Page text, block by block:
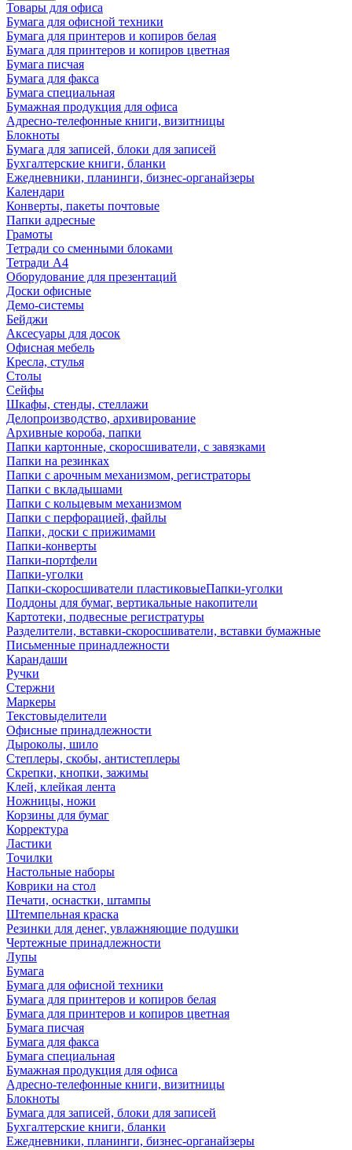
Товары для офиса
Бумага для офисной техники
Бумага для принтеров и копиров белая
Бумага для принтеров и копиров цветная
Бумага писчая
Бумага для факса
Бумага специальная
Бумажная продукция для офиса
Адресно-телефонные книги, визитницы
Блокноты
Бумага для записей, блоки для записей
Бухгалтерские книги, бланки
Ежедневники, планинги, бизнес-органайзеры
Календари
Конверты, пакеты почтовые
Папки адресные
Грамоты
Тетради со сменными блоками
Тетради А4
Оборудование для презентаций
Доски офисные
Демо-системы
Бейджи
Аксесуары для досок
Офисная мебель
Кресла, стулья
Столы
Сейфы
Шкафы, стенды, стеллажи
Делопроизводство, архивирование
Архивные короба, папки
Папки картонные, скоросшиватели, с завязками
Папки на резинках
Папки с арочным механизмом, регистраторы
Папки с вкладышами
Папки с кольцевым механизмом
Папки с перфорацией, файлы
Папки, доски с прижимами
Папки-конверты
Папки-портфели
Папки-уголки
Папки-скоросшиватели пластиковыеПапки-уголки
Поддоны для бумаг, вертикальные накопители
Картотеки, подвесные регистратуры
Разделители, вставки-скоросшиватели, вставки бумажные
Письменные принадлежности
Карандаши
Ручки
Стержни
Маркеры
Текстовыделители
Офисные принадлежности
Дыроколы, шило
Степлеры, скобы, антистеплеры
Скрепки, кнопки, зажимы
Клей, клейкая лента
Ножницы, ножи
Корзины для бумаг
Корректура
Ластики
Точилки
Настольные наборы
Коврики на стол
Печати, оснастки, штампы
Штемпельная краска
Резинки для денег, увлажняющие подушки
Чертежные принадлежности
Лупы
Бумага
Бумага для офисной техники
Бумага для принтеров и копиров белая
Бумага для принтеров и копиров цветная
Бумага писчая
Бумага для факса
Бумага специальная
Бумажная продукция для офиса
Адресно-телефонные книги, визитницы
Блокноты
Бумага для записей, блоки для записей
Бухгалтерские книги, бланки
Ежедневники, планинги, бизнес-органайзеры